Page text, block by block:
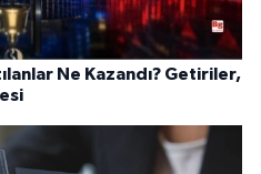
Ne Kazandı? Getiriler,